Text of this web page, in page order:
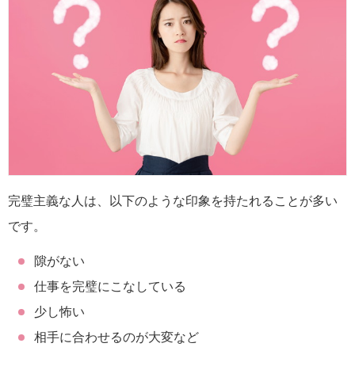
完璧主義な人は、以下のような印象を持たれることが多い
です。
隙がない
仕事を完璧にこなしている
少し怖い
相手に合わせるのが大変など